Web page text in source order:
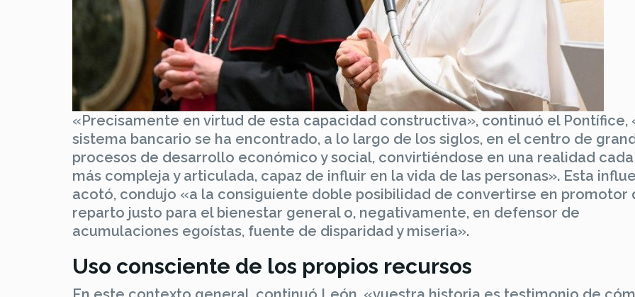
«Precisamente en virtud de esta capacidad constructiva», continuó el Pontífice,
sistema bancario se ha encontrado, a lo largo de los siglos, en el centro de
procesos de desarrollo económico y social, convirtiéndose en una realidad cada
más compleja y articulada, capaz de influir en la vida de las personas». Esta
acotó, condujo «a la consiguiente doble posibilidad de convertirse en promotor
reparto justo para el bienestar general o, negativamente, en defensor de
acumulaciones egoístas, fuente de disparidad y miseria».
Uso consciente de los propios recursos